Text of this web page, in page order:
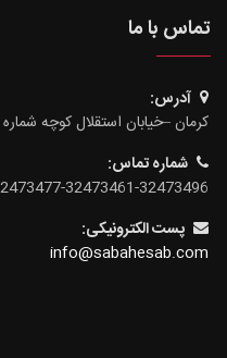
تماس با ما
آدرس:
کرمان –خیابان استقلال کوچه شماره 11 پلاک 136
شماره تماس:
32473461-32473496
پست الکترونیکی:
info@sabahesab.com